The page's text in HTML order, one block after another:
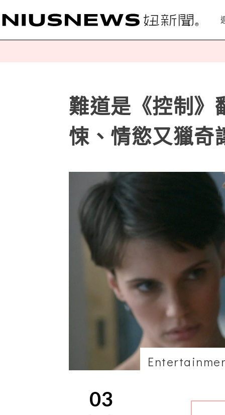
難道是《控制》
悚、情慾又獵奇
03